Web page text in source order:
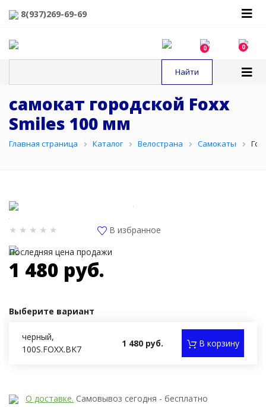
8(937)269-69-69
0 0
самокат городской Foxx
Smiles 100 мм
Главная страница Каталог Велострана Самокаты
В избранное
Последняя цена продажи
1 480 руб.
Выберите вариант
черный,
100S.FOXX.BK7
1 480 руб. В корзину
О доставке. Самовывоз сегодня - бесплатно